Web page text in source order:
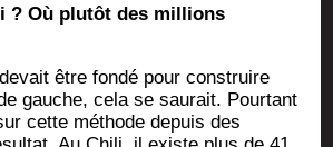
? Où plu­tôt des mil­lions
être fon­dé pour construire
gauche, cela se sau­rait. Pour­tant
cette méthode depuis des